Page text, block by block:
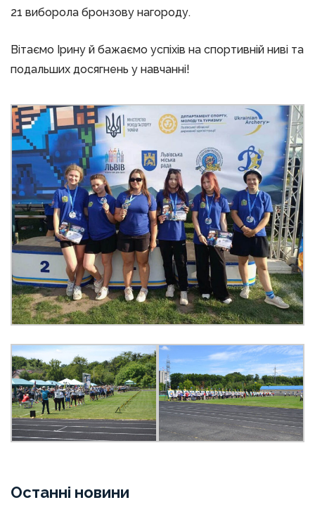
21 виборола бронзову нагороду.
Вітаємо Ірину й бажаємо успіхів на спортивній ниві та
подальших досягнень у навчанні!
Останні новини